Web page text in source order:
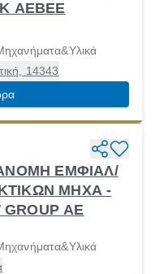
ΑΕΒΕΕ
14343
ΕΜΦΙΑΛ/
ΜΗΧΑ -
AE